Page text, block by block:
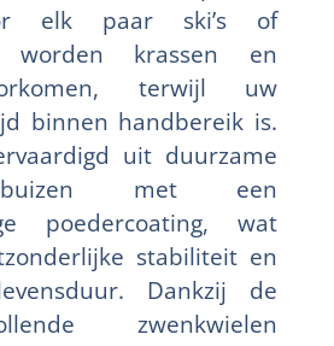
elk paar ski’s of
worden krassen en
terwijl uw
binnen handbereik is.
uit duurzame
met een
poedercoating, wat
stabiliteit en
Dankzij de
zwenkwielen